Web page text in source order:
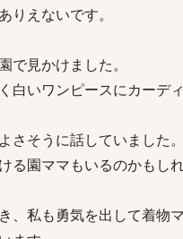
りえないです。
で見かけました。
白いワンピースにカーデ
さそうに話していました。
る園ママもいるのかもしれ
、私も勇気を出して着物